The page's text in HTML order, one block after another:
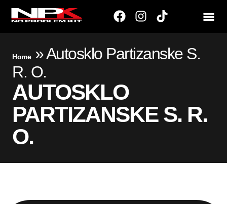
Home»Autosklo Partizanske S.
R. O.
AUTOSKLO
PARTIZANSKE S. R.
O.